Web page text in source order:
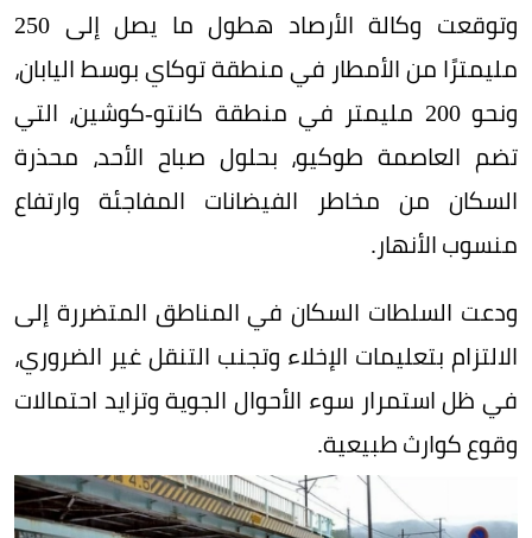
وتوقعت وكالة الأرصاد هطول ما يصل إلى 250
مليمترًا من الأمطار في منطقة توكاي بوسط اليابان،
ونحو 200 مليمتر في منطقة كانتو-كوشين، التي
تضم العاصمة طوكيو، بحلول صباح الأحد، محذرة
السكان من مخاطر الفيضانات المفاجئة وارتفاع
منسوب الأنهار.
ودعت السلطات السكان في المناطق المتضررة إلى
الالتزام بتعليمات الإخلاء وتجنب التنقل غير الضروري،
في ظل استمرار سوء الأحوال الجوية وتزايد احتمالات
وقوع كوارث طبيعية.